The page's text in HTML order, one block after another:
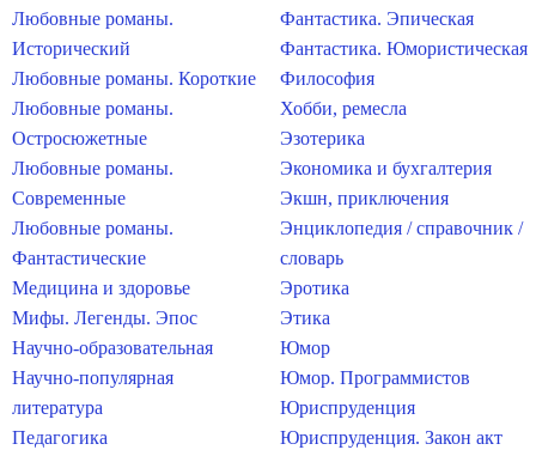
Любовные романы.
Исторический
Любовные романы. Короткие
Любовные романы.
Остросюжетные
Любовные романы.
Современные
Любовные романы.
Фантастические
Медицина и здоровье
Мифы. Легенды. Эпос
Научно-образовательная
Научно-популярная
литература
Педагогика
Фантастика. Эпическая
Фантастика. Юмористическая
Философия
Хобби, ремесла
Эзотерика
Экономика и бухгалтерия
Экшн, приключения
Энциклопедия / справочник /
словарь
Эротика
Этика
Юмор
Юмор. Программистов
Юриспруденция
Юриспруденция. Закон акт